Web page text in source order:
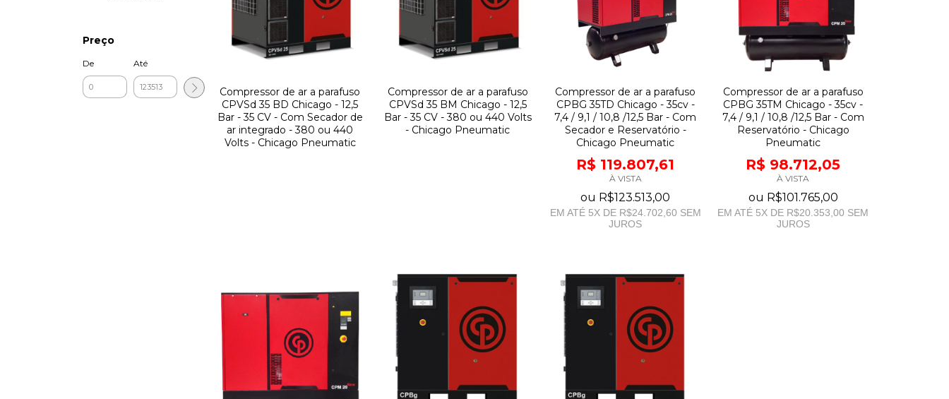
Preço
De Até
Compressor de ar a parafuso
CPVSd 35 BD Chicago - 12,5
Bar - 35 CV - Com Secador de
ar integrado - 380 ou 440
Volts - Chicago Pneumatic
Compressor de ar a parafuso
CPVSd 35 BM Chicago - 12,5
Bar - 35 CV - 380 ou 440 Volts
- Chicago Pneumatic
Compressor de ar a parafuso
CPBG 35TD Chicago - 35cv -
7,4 / 9,1 / 10,8 /12,5 Bar - Com
Secador e Reservatório -
Chicago Pneumatic
R$ 119.807,61
À VISTA
ou R$123.513,00
EM ATÉ 5X DE R$24.702,60 SEM
JUROS
Compressor de ar a parafuso
CPBG 35TM Chicago - 35cv -
7,4 / 9,1 / 10,8 /12,5 Bar - Com
Reservatório - Chicago
Pneumatic
R$ 98.712,05
À VISTA
ou R$101.765,00
EM ATÉ 5X DE R$20.353,00 SEM
JUROS